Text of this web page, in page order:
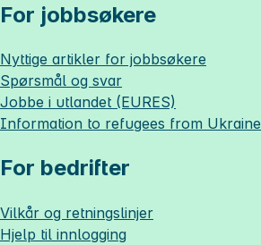
For jobbsøkere
Nyttige artikler for jobbsøkere
Spørsmål og svar
Jobbe i utlandet (EURES)
Information to refugees from Ukraine
For bedrifter
Vilkår og retningslinjer
Hjelp til innlogging